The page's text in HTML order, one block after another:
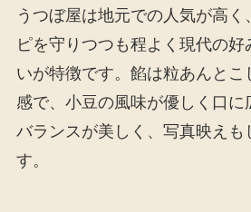
うつぼ屋は地元での人気が高
ピを守りつつも程よく現代の
いが特徴です。餡は粒あんとこ
感で、小豆の風味が優しく口に
バランスが美しく、写真映えも
す。